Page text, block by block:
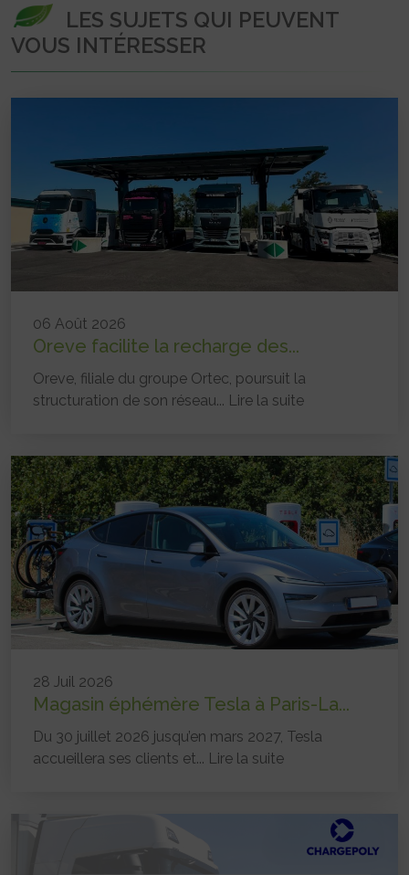
LES SUJETS QUI PEUVENT
VOUS INTÉRESSER
06 Août 2026
Oreve facilite la recharge des...
Oreve, filiale du groupe Ortec, poursuit la
structuration de son réseau... Lire la suite
28 Juil 2026
Magasin éphémère Tesla à Paris-La...
Du 30 juillet 2026 jusqu’en mars 2027, Tesla
accueillera ses clients et... Lire la suite